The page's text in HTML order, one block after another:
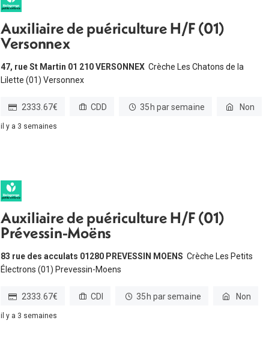
Auxiliaire de puériculture H/F (01)
Versonnex
47, rue St Martin 01 210 VERSONNEX Crèche Les Chatons de la
Lilette (01) Versonnex
2333.67€ CDD 35h par semaine Non
il y a 3 semaines
Auxiliaire de puériculture H/F (01)
Prévessin-Moëns
83 rue des acculats 01280 PREVESSIN MOENS Crèche Les Petits
Électrons (01) Prevessin-Moens
2333.67€ CDI 35h par semaine Non
il y a 3 semaines